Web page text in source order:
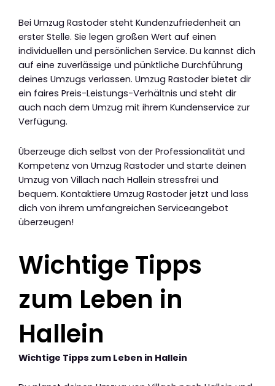
Bei Umzug Rastoder steht Kundenzufriedenheit an
erster Stelle. Sie legen großen Wert auf einen
individuellen und persönlichen Service. Du kannst dich
auf eine zuverlässige und pünktliche Durchführung
deines Umzugs verlassen. Umzug Rastoder bietet dir
ein faires Preis-Leistungs-Verhältnis und steht dir
auch nach dem Umzug mit ihrem Kundenservice zur
Verfügung.
Überzeuge dich selbst von der Professionalität und
Kompetenz von Umzug Rastoder und starte deinen
Umzug von Villach nach Hallein stressfrei und
bequem. Kontaktiere Umzug Rastoder jetzt und lass
dich von ihrem umfangreichen Serviceangebot
überzeugen!
Wichtige Tipps
zum Leben in
Hallein
Wichtige Tipps zum Leben in Hallein